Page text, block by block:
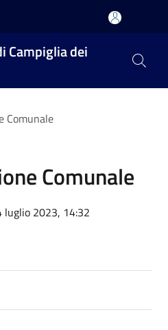
Campiglia dei
Comunale
Comunale
luglio 2023, 14:32